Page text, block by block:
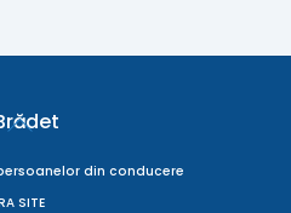
Back
Top
din conducere
SITE